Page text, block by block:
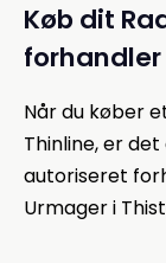
Køb dit
forhandler
Når du køber
Thinline, er
autoriseret
Urmager i